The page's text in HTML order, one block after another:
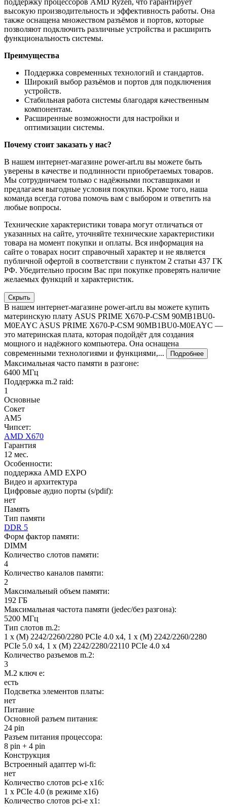
поддержку процессоров AMD Ryzen, что гарантирует
высокую производительность и эффективность работы. Она
также оснащена множеством разъёмов и портов, которые
позволяют подключить различные устройства и расширить
функциональность системы.
Преимущества
Поддержка современных технологий и стандартов.
Широкий выбор разъёмов и портов для подключения
устройств.
Стабильная работа системы благодаря качественным
компонентам.
Расширенные возможности для настройки и
оптимизации системы.
Почему стоит заказать у нас?
В нашем интернет-магазине power-art.ru вы можете быть
уверены в качестве и подлинности приобретаемых товаров.
Мы сотрудничаем только с надёжными поставщиками и
предлагаем выгодные условия покупки. Кроме того, наша
команда всегда готова помочь вам с выбором и ответить на
любые вопросы.
Технические характеристики товара могут отличаться от
указанных на сайте, уточняйте технические характеристики
товара на момент покупки и оплаты. Вся информация на
сайте о товарах носит справочный характер и не является
публичной офертой в соответствии с пунктом 2 статьи 437 ГК
РФ. Убедительно просим Вас при покупке проверять наличие
желаемых функций и характеристик.
Скрыть
В нашем интернет-магазине power-art.ru вы можете купить
материнскую плату ASUS PRIME X670-P-CSM 90MB1BU0-
M0EAYC ASUS PRIME X670-P-CSM 90MB1BU0-M0EAYC —
это материнская плата, которая подойдёт для создания
мощного и надёжного компьютера. Она оснащена
современными технологиями и функциями,...
Подробнее
Максимальная часто памяти в разгоне:
6400 МГц
Поддержка m.2 raid:
1
Основные
Сокет
AM5
Чипсет:
AMD X670
Гарантия
12 мес.
Особенности:
поддержка AMD EXPO
Видео и архитектура
Цифровые аудио порты (s/pdif):
нет
Память
Тип памяти
DDR 5
Форм фактор памяти:
DIMM
Количество слотов памяти:
4
Количество каналов памяти:
2
Максимальный объем памяти:
192 ГБ
Максимальная частота памяти (jedec/без разгона):
5200 МГц
Тип слотов m.2:
1 x (M) 2242/2260/2280 PCIe 4.0 x4, 1 х (M) 2242/2260/2280
PCIe 5.0 x4, 1 x (M) 2242/2280/22110 PCIe 4.0 x4
Количество разъемов m.2:
3
M.2 ключ e:
есть
Подсветка элементов платы:
нет
Питание
Основной разъем питания:
24 pin
Разъем питания процессора:
8 pin + 4 pin
Конструкция
Встроенный адаптер wi-fi:
нет
Количество слотов pci-e x16:
1 x PCIe 4.0 (в режиме x16)
Количество слотов pci-e x1: